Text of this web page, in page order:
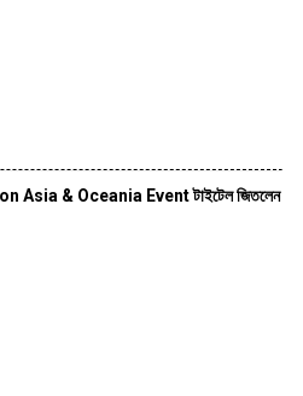
& Oceania Event টাইটেল জিতলেন